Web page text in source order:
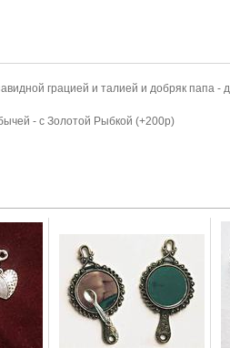
грацией и талией и добряк папа -
- с Золотой Рыбкой (+200р)